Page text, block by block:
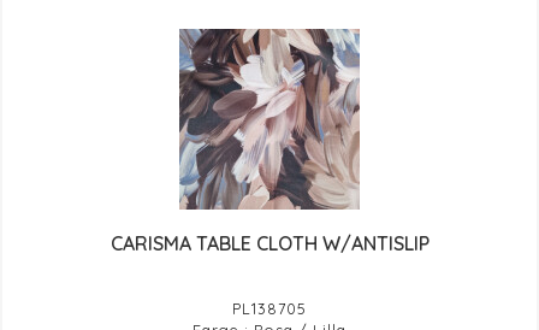
CARISMA TABLE CLOTH W/ANTISLIP
PL138705